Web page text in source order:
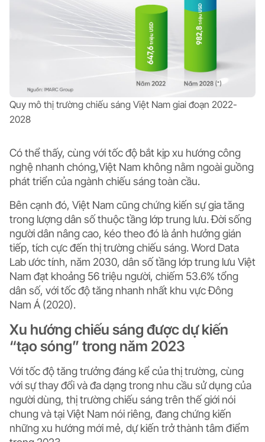
Quy mô thị trường chiếu sáng Việt Nam giai đoạn 2022-
2028
Có thể thấy, cùng với tốc độ bắt kịp xu hướng công
nghệ nhanh chóng,Việt Nam không nằm ngoài guồng
phát triển của ngành chiếu sáng toàn cầu.
Bên cạnh đó, Việt Nam cũng chứng kiến sự gia tăng
trong lượng dân số thuộc tầng lớp trung lưu. Đời sống
người dân nâng cao, kéo theo đó là ảnh hưởng gián
tiếp, tích cực đến thị trường chiếu sáng. Word Data
Lab ước tính, năm 2030, dân số tầng lớp trung lưu Việt
Nam đạt khoảng 56 triệu người, chiếm 53.6% tổng
dân số, với tốc độ tăng nhanh nhất khu vực Đông
Nam Á (2020).
Xu hướng chiếu sáng được dự kiến
“tạo sóng” trong năm 2023
Với tốc độ tăng trưởng đáng kể của thị trường, cùng
với sự thay đổi và đa dạng trong nhu cầu sử dụng của
người dùng, thị trường chiếu sáng trên thế giới nói
chung và tại Việt Nam nói riêng, đang chứng kiến
những xu hướng mới mẻ, dự kiến trở thành tâm điểm